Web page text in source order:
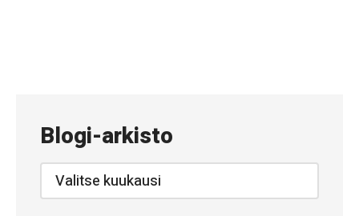
Blogi-arkisto
Blogi-
arkisto